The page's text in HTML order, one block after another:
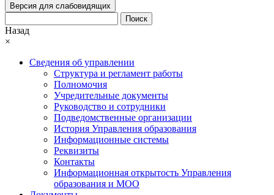
Версия для слабовидящих
Поиск
Назад
×
Сведения об управлении
Структура и регламент работы
Полномочия
Учредительные документы
Руководство и сотрудники
Подведомственные организации
История Управления образования
Информационные системы
Реквизиты
Контакты
Информационная открытость Управления
образования и МОО